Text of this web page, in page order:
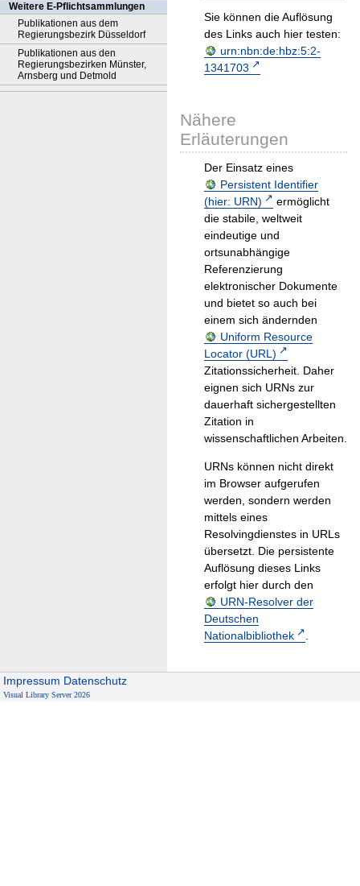
Weitere E-Pflichtsammlungen
Publikationen aus dem
Regierungsbezirk Düsseldorf
Publikationen aus den
Regierungsbezirken Münster,
Arnsberg und Detmold
Sie können die Auflösung
des Links auch hier testen:
urn:nbn:de:hbz:5:2-
1341703
Nähere
Erläuterungen
Der Einsatz eines
Persistent Identifier
(hier: URN)
ermöglicht
die stabile, weltweit
eindeutige und
ortsunabhängige
Referenzierung
elektronischer Dokumente
und bietet so auch bei
einem sich ändernden
Uniform Resource
Locator (URL)
Zitationssicherheit. Daher
eignen sich URNs zur
dauerhaft sichergestellten
Zitation in
wissenschaftlichen Arbeiten.
URNs können nicht direkt
im Browser aufgerufen
werden, sondern werden
mittels eines
Resolvingdienstes in URLs
übersetzt. Die persistente
Auflösung dieses Links
erfolgt hier durch den
URN-Resolver der
Deutschen
Nationalbibliothek
.
Impressum Datenschutz
Visual Library Server 2026